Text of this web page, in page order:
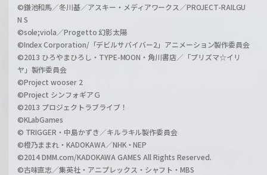
©鎌池和馬／冬川基／アスキー・メディアワークス／PROJECT-RAILGU
N S
©sole;viola／Progetto 幻影太陽
©Index Corporation/「デビルサバイバー2」アニメーション製作委員会
©2013 ひろやまひろし・TYPE-MOON・角川書店／「プリズマ☆イリ
ヤ」製作委員会
©Project wooser 2
©Project シンフォギアＧ
©2013 プロジェクトラブライブ！
©KLabGames
© TRIGGER・中島かずき／キルラキル製作委員会
©橙乃ままれ・KADOKAWA／NHK・NEP
©2014 DMM.com/KADOKAWA GAMES All Rights Reserved.
©古味直志／集英社・アニプレックス・シャフト・MBS